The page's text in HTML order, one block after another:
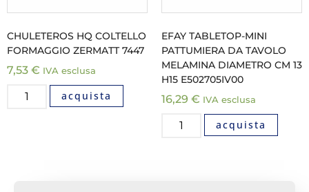
CHULETEROS HQ COLTELLO
FORMAGGIO ZERMATT 7447
7,53 € IVA esclusa
acquista
EFAY TABLETOP-MINI
PATTUMIERA DA TAVOLO
MELAMINA DIAMETRO CM 13
H15 E502705IV00
16,29 € IVA esclusa
acquista